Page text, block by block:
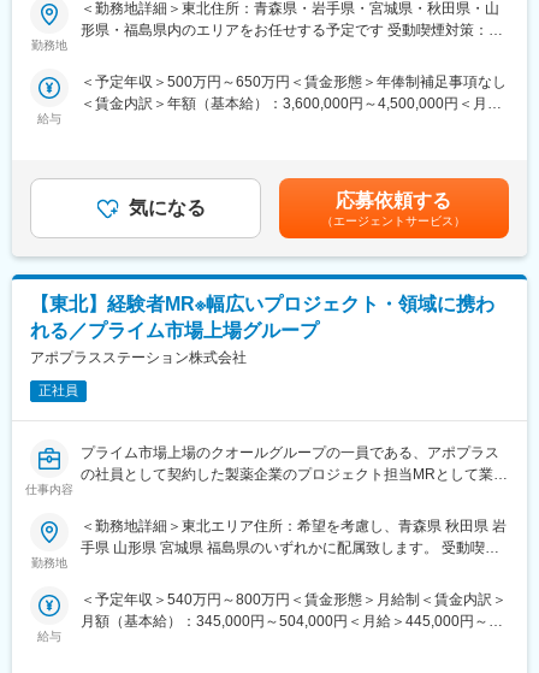
方のご支援の実績もあるなど選考の合格率も高いです。
としてパフォーマンスが高い場合は50代の方でも正社員への転換
もあります。契約の更新についても著しく業務態度が悪い／業績
先を探します。また、過去営業成績の優秀な方ではメーカー登用
の実績もあります。
てキャリアをスタートできるポジションです。
当社は製薬・医療機器メーカーの営業業務を担う
2カ月の集中研修で業界の基礎から学べるため、医療業界が初めて
の方でも安心して挑戦できます。
営業職ならではの「提案スキル」だけでなく、専門知識を持って
医師などに提案するため、市場では需要が高まり、希少性も増し
ています。
・MRとは
主に医師や薬剤師等へ、担当製品の情報提供を行います。担当施
設の患者様に応じた情報提供や、担当製品の処方後の情報収集を
■ 丁寧な研修・支援体制
アップがかないます。
同期社員と一緒に集中的に研修を行い、その後配属先に応じた製
ェクトは製薬・医療機器メーカーのいずれかに配属します。
配属後も知識とスキルアップのために様々な研修をご用意してい
勤務地
＜勤務地詳細＞東北住所：青森県・岩手県・宮城県・秋田県・山
形県・福島県内のエリアをお任せする予定です 受動喫煙対策：屋
給与
＜予定年収＞500万円～650万円＜賃金形態＞年俸制補足事項なし
＜賃金内訳＞年額（基本給）：3,600,000円～4,500,000円＜月額
動・四半期一時金：10万円（四半期に1回、10万円程度支給）※た
だし支給条件有。他、永続勤務報奨金（3年勤務5万円支給、5年
勤務10万円…）ございます。賃金はあくまでも目安の金額であ
り、選考を通じて上下する可能性があります。月給(月額)は固定手
当を含めた表記です。
気になる 応募依頼する
（エージェントサービス）
【東北】経験者MR※幅広いプロジェクト・領域に携わ
れる／プライム市場上場グループ
アポプラスステーション株式会社
正社員
仕事内容
プライム市場上場のクオールグループの一員である、アポプラス
の社員として契約した製薬企業のプロジェクト担当MRとして業務
ックメーカーなどプロジェクトは多岐に渡りますので、今までの
経験を活かせる環境が整っています。
■営業スタイル：担当エリアの医療機関（開業医、病院）を訪問し
用情報を収集を行っていただきます。
・新薬のプロモーション
勤務地
＜勤務地詳細＞東北エリア住所：希望を考慮し、青森県 秋田県 岩
手県 山形県 宮城県 福島県のいずれかに配属致します。 受動喫煙
ワーク含む）
給与
＜予定年収＞540万円～800万円＜賃金形態＞月給制＜賃金内訳＞
月額（基本給）：345,000円～504,000円＜月給＞445,000円～